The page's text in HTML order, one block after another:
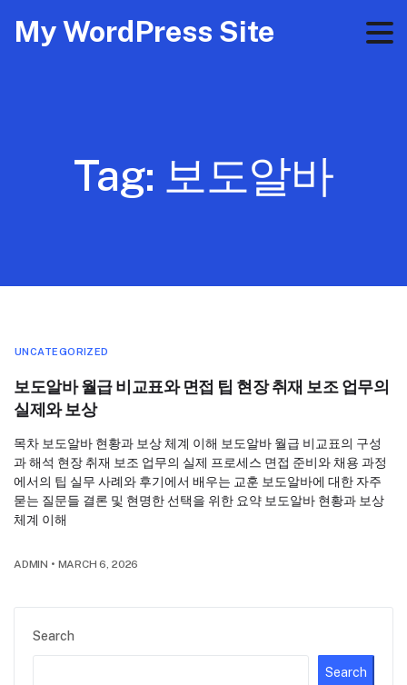
My WordPress Site
Tag: 보도알바
Search
Search
UNCATEGORIZED
보도알바 월급 비교표와 면접 팁 현장 취재 보조 업무의
실제와 보상
목차 보도알바 현황과 보상 체계 이해 보도알바 월급 비교표의 구성
과 해석 현장 취재 보조 업무의 실제 프로세스 면접 준비와 채용 과정
에서의 팁 실무 사례와 후기에서 배우는 교훈 보도알바에 대한 자주
묻는 질문들 결론 및 현명한 선택을 위한 요약 보도알바 현황과 보상
체계 이해
ADMIN • MARCH 6, 2026